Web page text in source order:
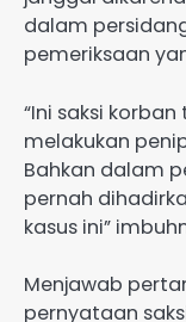
dalam
pemeriksaan
“Ini saksi
melakukan
Bahkan dalam
pernah
kasus ini”
Menjawab
pernyataan